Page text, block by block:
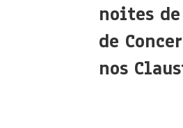
noites
de
nos